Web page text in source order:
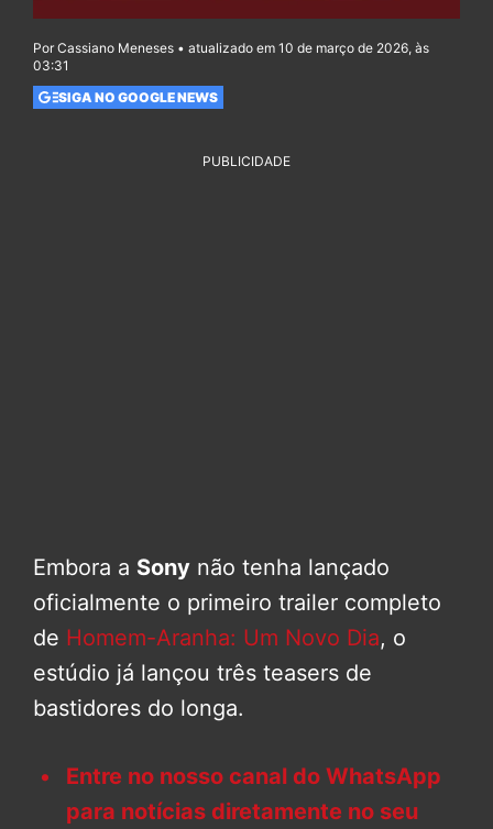
Por Cassiano Meneses • atualizado em 10 de março de 2026, às
03:31
SIGA NO GOOGLE NEWS
PUBLICIDADE
Embora a Sony não tenha lançado
oficialmente o primeiro trailer completo
de Homem-Aranha: Um Novo Dia, o
estúdio já lançou três teasers de
bastidores do longa.
Entre no nosso canal do WhatsApp
para notícias diretamente no seu